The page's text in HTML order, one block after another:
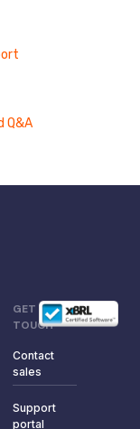
Q&A
GET IN
TOUCH
Contact
sales
Support
portal